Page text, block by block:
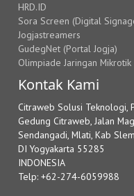
HRD.ID
Sora Screen (Digital
Jogjastreamers
GudegNet (Portal Jogja)
Olimpiade Jaringan Mikrotik
Kontak Kami
Citraweb Solusi Teknologi,
Gedung Citraweb, Jalan
Sendangadi, Mlati, Kab
DI Yogyakarta 55285
INDONESIA
Telp: +62-274-6059988